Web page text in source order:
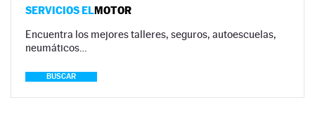
SERVICIOS ELMOTOR
Encuentra los mejores talleres, seguros, autoescuelas,
neumáticos…
BUSCAR